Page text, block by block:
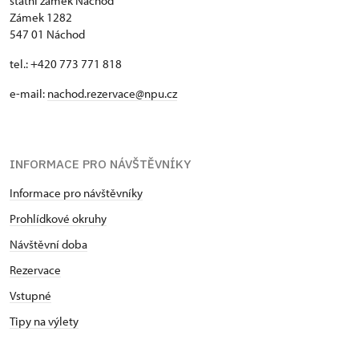
Zámek 1282
547 01 Náchod
tel.: +420 773 771 818
e-mail: nachod.rezervace@npu.cz
INFORMACE PRO NÁVŠTĚVNÍKY
Informace pro návštěvníky
Prohlídkové okruhy
Návštěvní doba
Rezervace
Vstupné
Tipy na výlety